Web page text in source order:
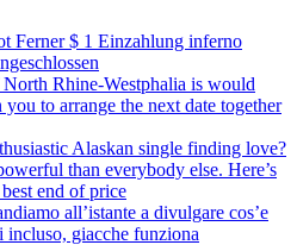
Ferner $ 1 Einzahlung inferno
Rhine-Westphalia is would
to arrange the next date together
Alaskan single finding love?
than everybody else. Here’s
end of price
all’istante a divulgare cos’e
giacche funziona